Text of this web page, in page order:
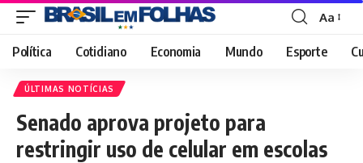
Font
Resizer
Aa
Política Cotidiano Economia Mundo Esporte
ÚLTIMAS NOTÍCIAS
Senado aprova projeto para
restringir uso de celular em escolas